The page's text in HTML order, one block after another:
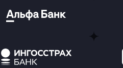
Оправить заявку
в Альфа-Банк